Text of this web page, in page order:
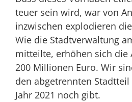
teuer sein wird, war von
inzwischen explodieren
Wie die Stadtverwaltung
mitteilte, erhöhen sich die
200 Millionen Euro. Wir
den abgetrennten
Jahr 2021 noch gibt.